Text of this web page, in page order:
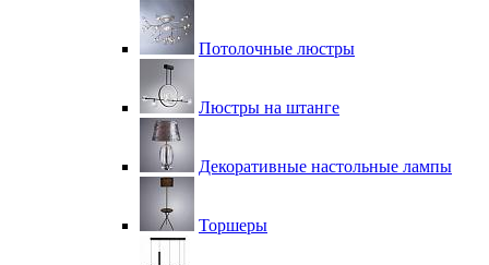
Потолочные люстры
Люстры на штанге
Декоративные настольные лампы
Торшеры